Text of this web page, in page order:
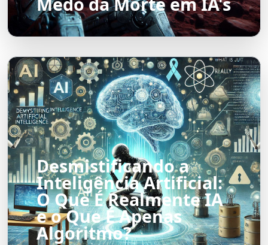
Desmistificando a
Inteligência Artificial:
O Que É Realmente IA
e o Que É Apenas
Algoritmo?